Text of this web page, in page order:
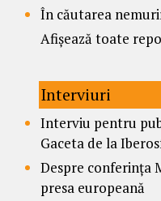
În căutarea
Afișează toate
Interviuri
Interviu pentru
Gaceta de la
Despre conferința
presa europeană